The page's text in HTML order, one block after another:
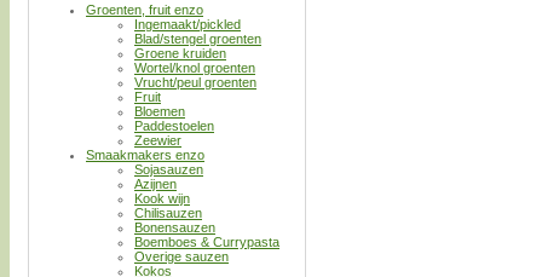
Groenten, fruit enzo
Ingemaakt/pickled
Blad/stengel groenten
Groene kruiden
Wortel/knol groenten
Vrucht/peul groenten
Fruit
Bloemen
Paddestoelen
Zeewier
Smaakmakers enzo
Sojasauzen
Azijnen
Kook wijn
Chilisauzen
Bonensauzen
Boemboes & Currypasta
Overige sauzen
Kokos